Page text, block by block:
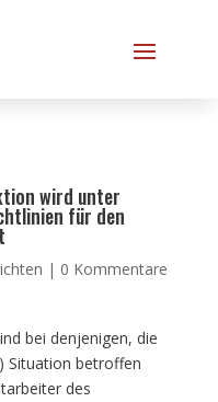
wird unter
für den
| 0 Kommentare
bei denjenigen, die
Situation betroffen
des